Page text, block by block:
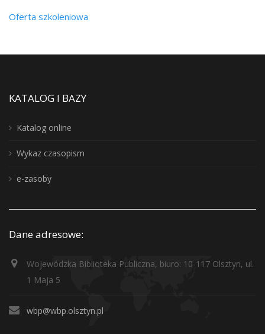
Oferta szkoleniowa
KATALOG I BAZY
Katalog online
Wykaz czasopism
e-zasoby
Dane adresowe:
Wojewódzka Biblioteka Publiczna, biuro: 10-117 Olsztyn, ul.
1 Maja 5
wbp@wbp.olsztyn.pl